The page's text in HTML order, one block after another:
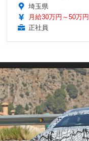
埼玉県
月給30万円～50万円
正社員